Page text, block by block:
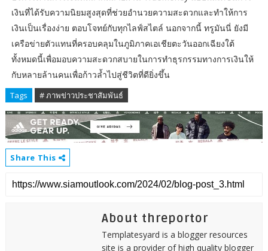
เงินที่ได้รับความนิยมสูงสุดที่ช่วยอำนวยความสะดวกและทำให้การ
เงินเป็นเรื่องง่าย ตอบโจทย์กับทุกไลฟ์สไตล์ นอกจากนี้ ทรูมันนี่ ยังมี
เครือข่ายตัวแทนที่ครอบคลุมในภูมิภาคเอเชียตะวันออกเฉียงใต้
ทั้งหมดนี้เพื่อมอบความสะดวกสบายในการทำธุรกรรมทางการเงินให้
กับหลายล้านคนเพื่อก้าวล้ำไปสู่ชีวิตที่ดียิ่งขึ้น
Tags # ภาพข่าวประชาสัมพันธ์
Share This
About threportor
Templatesyard is a blogger resources
site is a provider of high quality blogger